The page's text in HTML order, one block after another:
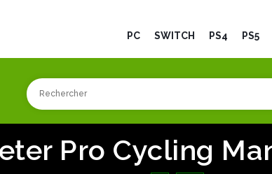
PC SWITCH PS4 PS5
Pro Cycling